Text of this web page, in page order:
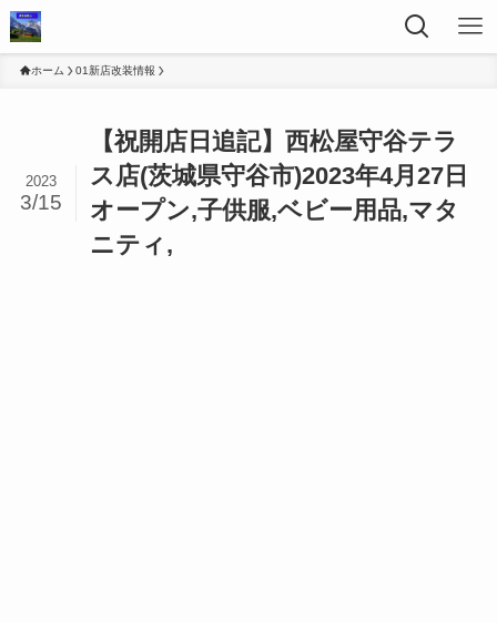
ホーム 01新店改装情報
【祝開店日追記】西松屋守谷テラ
ス店(茨城県守谷市)2023年4月27日
オープン,子供服,ベビー用品,マタ
ニティ,
2023
3/15